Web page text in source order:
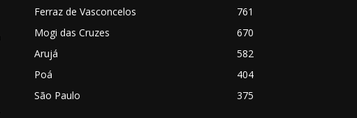
Ferraz de Vasconcelos
761
Mogi das Cruzes
670
Arujá
582
Poá
404
São Paulo
375